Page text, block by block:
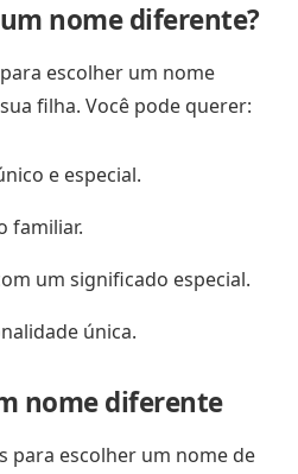
nome diferente?
escolher um nome
filha. Você pode querer:
e especial.
familiar.
um significado especial.
única.
nome diferente
para escolher um nome de